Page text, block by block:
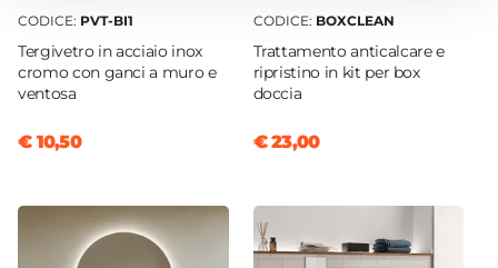
Ottone
Caratteristiche Soffione Doccia
Dimensioni Soffione
Ø 25 cm
Attacchi
Oro spazzolato
Materiale Soffione
CODICE: PVT-BI1
Tergivetro in acciaio inox
cromo con ganci a muro e
ventosa
€ 10,50
CODICE: BOXCLEAN
Trattamento anticalcare e
ripristino in kit per box
doccia
€ 23,00